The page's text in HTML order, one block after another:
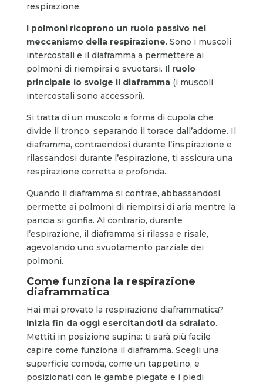
respirazione.
I polmoni ricoprono un ruolo passivo nel
meccanismo della respirazione. Sono i muscoli
intercostali e il diaframma a permettere ai
polmoni di riempirsi e svuotarsi. Il ruolo
principale lo svolge il diaframma(i muscoli
intercostali sono accessori).
Si tratta di un muscolo a forma di cupola che
divide il tronco, separando il torace dall’addome. Il
diaframma, contraendosi durante l’inspirazione e
rilassandosi durante l’espirazione, ti assicura una
respirazione corretta e profonda.
Quando il diaframma si contrae, abbassandosi,
permette ai polmoni di riempirsi di aria mentre la
pancia si gonfia. Al contrario, durante
l’espirazione, il diaframma si rilassa e risale,
agevolando uno svuotamento parziale dei
polmoni.
Come funziona la respirazione
diaframmatica
Hai mai provato la respirazione diaframmatica?
Inizia fin da oggi esercitandoti da sdraiato.
Mettiti in posizione supina: ti sarà più facile
capire come funziona il diaframma. Scegli una
superficie comoda, come un tappetino, e
posizionati con le gambe piegate e i piedi